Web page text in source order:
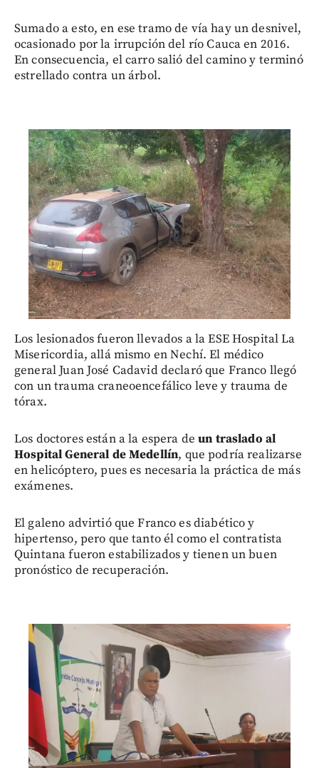
Sumado a esto, en ese tramo de vía hay un desnivel,
ocasionado por la irrupción del río Cauca en 2016.
En consecuencia, el carro salió del camino y terminó
estrellado contra un árbol.
Los lesionados fueron llevados a la ESE Hospital La
Misericordia, allá mismo en Nechí. El médico
general Juan José Cadavid declaró que Franco llegó
con un trauma craneoencefálico leve y trauma de
tórax.
Los doctores están a la espera deun traslado al
Hospital General de Medellín, que podría realizarse
en helicóptero, pues es necesaria la práctica de más
exámenes.
El galeno advirtió que Franco es diabético y
hipertenso, pero que tanto él como el contratista
Quintana fueron estabilizados y tienen un buen
pronóstico de recuperación.